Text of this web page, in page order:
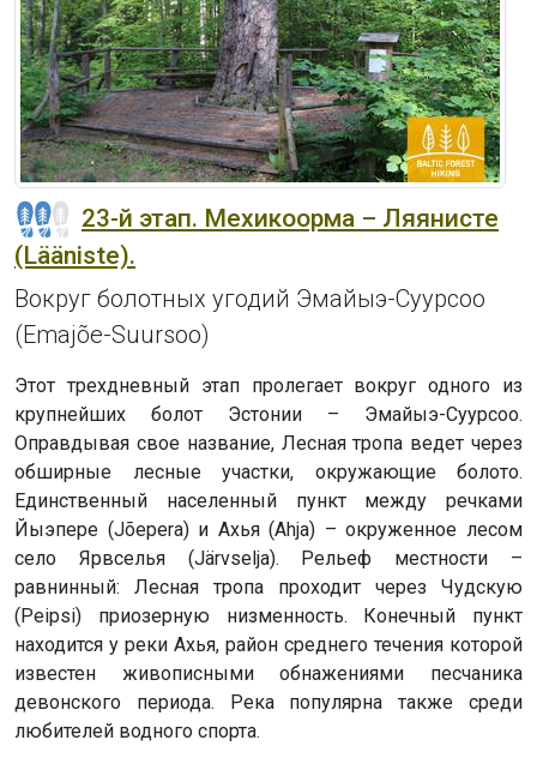
23-й этап. Мехикоорма – Ляянисте
(Lääniste).
Вокруг болотных угодий Эмайыэ-Суурсоо
(Emajõe-Suursoo)
Этот трехдневный этап пролегает вокруг одного из
крупнейших болот Эстонии – Эмайыэ-Суурсоо.
Оправдывая свое название, Лесная тропа ведет через
обширные лесные участки, окружающие болото.
Единственный населенный пункт между речками
Йыэпере (Jõepera) и Ахья (Ahja) – окруженное лесом
село Ярвселья (Järvselja). Рельеф местности –
равнинный: Лесная тропа проходит через Чудскую
(Peipsi) приозерную низменность. Конечный пункт
находится у реки Ахья, район среднего течения которой
известен живописными обнажениями песчаника
девонского периода. Река популярна также среди
любителей водного спорта.